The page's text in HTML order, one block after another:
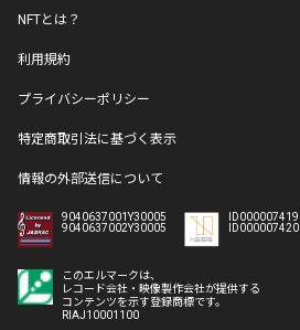
NFTとは？
利用規約
プライバシーポリシー
特定商取引法に基づく表示
情報の外部送信について
9040637001Y30005
9040637002Y30005
ID000007419
ID000007420
このエルマークは、
レコード会社・映像製作会社が提供する
コンテンツを示す登録商標です。
RIAJ10001100